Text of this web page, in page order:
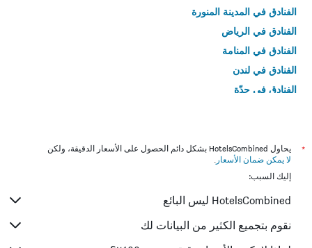
الفنادق في المدينة المنورة
الفنادق في الرياض
الفنادق في المنامة
الفنادق في لندن
الفنادق في جدّة
*
يحاول HotelsCombined بشكل دائم الحصول على الأسعار الدقيقة، ولكن
لا يمكن ضمان الأسعار .
إليك السبب:
HotelsCombined ليس البائع
نقوم بتجميع الكثير من البيانات لك